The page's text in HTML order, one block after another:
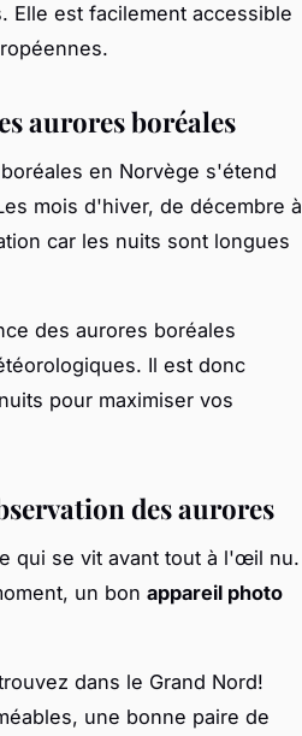
Elle est facilement accessible
aurores boréales
en Norvège s'étend
mois d'hiver, de décembre à
car les nuits sont longues
des aurores boréales
Il est donc
pour maximiser vos
des aurores
qui se vit avant tout à l'œil nu.
un bon appareil photo
dans le Grand Nord!
une bonne paire de